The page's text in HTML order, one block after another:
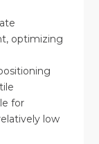
optimizing
for
low